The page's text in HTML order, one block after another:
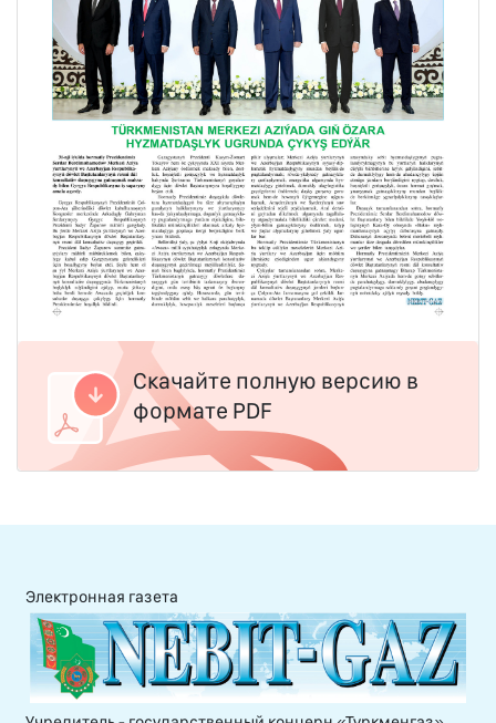
Скачайте полную версию в
формате PDF
Электронная газета